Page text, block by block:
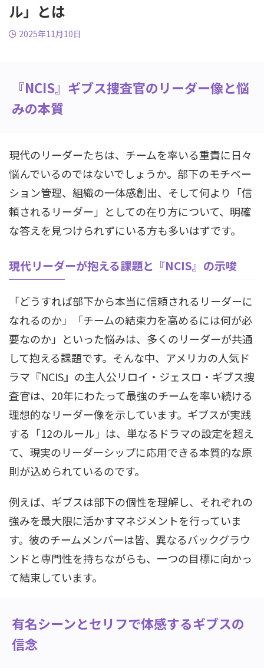
ル」とは
2025年11月10日
『NCIS』ギブス捜査官のリーダー像と悩
みの本質
現代のリーダーたちは、チームを率いる重責に日々
悩んでいるのではないでしょうか。部下のモチベー
ション管理、組織の一体感創出、そして何より「信
頼されるリーダー」としての在り方について、明確
な答えを見つけられずにいる方も多いはずです。
現代リーダーが抱える課題と『NCIS』の示唆
「どうすれば部下から本当に信頼されるリーダーに
なれるのか」「チームの結束力を高めるには何が必
要なのか」といった悩みは、多くのリーダーが共通
して抱える課題です。そんな中、アメリカの人気ド
ラマ『NCIS』の主人公リロイ・ジェスロ・ギブス捜
査官は、20年にわたって最強のチームを率い続ける
理想的なリーダー像を示しています。ギブスが実践
する「12のルール」は、単なるドラマの設定を超え
て、現実のリーダーシップに応用できる本質的な原
則が込められているのです。
例えば、ギブスは部下の個性を理解し、それぞれの
強みを最大限に活かすマネジメントを行っていま
す。彼のチームメンバーは皆、異なるバックグラウ
ンドと専門性を持ちながらも、一つの目標に向かっ
て結束しています。
有名シーンとセリフで体感するギブスの
信念